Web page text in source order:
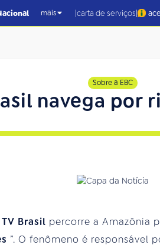
mais |carta de serviços|
Sobre a EBC
navega por
TV Brasil percorre a Amazônia
”. O fenômeno é responsável